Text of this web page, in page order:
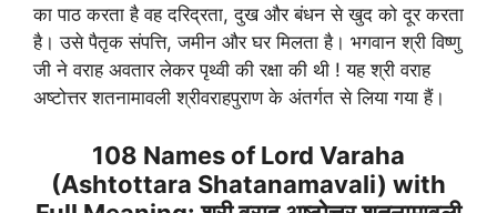
का पाठ करता है वह दरिद्रता, दुख और बंधन से खुद को दूर करता
है। उसे पैतृक संपत्ति, जमीन और घर मिलता है। भगवान श्री विष्णु
जी ने वराह अवतार लेकर पृथ्वी की रक्षा की थी ! यह श्री वराह
अष्टोत्तर शतनामावली श्रीवराहपुराण के अंतर्गत से लिया गया हैं।
108 Names of Lord Varaha
(Ashtottara Shatanamavali) with